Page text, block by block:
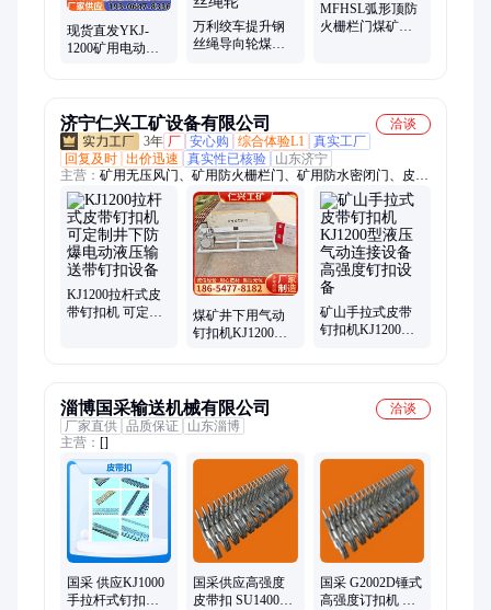
现货直发YKJ-
1200矿用电动液
万利绞车提升钢
丝绳导向轮煤矿
MFHSL弧形顶防
火栅栏门煤矿变
济宁仁兴工矿设备有限公司
洽谈
3年 厂 安心购 综合体验L1
真实工厂
回复及时 出价迅速 真实性已核验
山东济宁
主营： 矿用无压风门、矿用防火栅栏门、矿用防水密闭门、皮带
清扫器、皮带钉扣机、皮带硫化机、皮带纠偏装置、皮带缓冲
床、矿用避难硐室门、矿车轮对、气动葫芦、空气炮、矿用洗靴
机、地滚、气动凿岩机、气动锚杆钻机、往复式给煤机、玻璃钢
单体液压支柱、压风供水自救装置、气动风镐、矿车、喷浆机、
注浆机、搅拌桶、气动带锯
KJ1200拉杆式皮
带钉扣机 可定制
煤矿井下用气动
钉扣机KJ1200矿
矿山手拉式皮带
钉扣机KJ1200型
淄博国采输送机械有限公司
洽谈
厂家直供 品质保证
山东淄博
主营： []
国采 供应KJ1000
手拉杆式钉扣机
国采供应高强度
皮带扣 SU1400矿
国采 G2002D锤式
高强度订扣机 耐